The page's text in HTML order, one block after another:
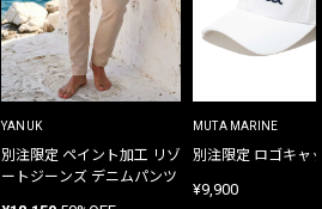
YANUK
別注限定 ペイント加工 リゾ
ートジーンズ デニムパンツ
MUTA MARINE
別注限定 ロゴキャ
¥9,900